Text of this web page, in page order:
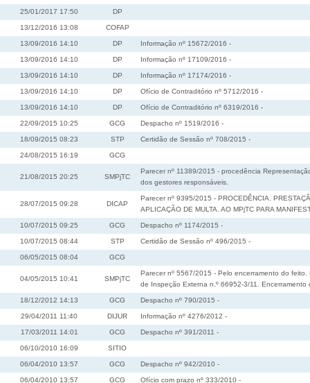
25/01/2017 17:50 DP
13/12/2016 13:08 COFAP
13/09/2016 14:10 DP Informação nº 15672/2016 -
13/09/2016 14:10 DP Informação nº 17109/2016 -
13/09/2016 14:10 DP Informação nº 17174/2016 -
13/09/2016 14:10 DP Ofício de Contraditório nº 5712/2016 -
13/09/2016 14:10 DP Ofício de Contraditório nº 6319/2016 -
22/09/2015 10:25 GCG Despacho nº 1519/2016 -
18/09/2015 08:23 STP Certidão de Sessão nº 708/2015 -
24/08/2015 16:19 GCG
21/08/2015 20:25 SMPjTC
Parecer nº 11389/2015 - procedência
dos gestores responsáveis.
28/07/2015 09:28 DICAP
Parecer nº 9395/2015 - PROCEDÊNCIA.
APLICAÇÃO DE MULTA. AO MPjTC PARA
10/07/2015 09:25 GCG Despacho nº 1174/2015 -
10/07/2015 08:44 STP Certidão de Sessão nº 496/2015 -
06/05/2015 08:04 GCG
04/05/2015 10:41 SMPjTC
Parecer nº 5567/2015 - Pelo encerramento do
de Inspeção Externa n.º 66952-3/11. Encerramento
18/12/2012 14:13 GCG Despacho nº 790/2015 -
29/04/2011 11:40 DIJUR Informação nº 4276/2012 -
17/03/2011 14:01 GCG Despacho nº 391/2011 -
06/10/2010 16:09 SITIO
06/04/2010 13:57 GCG Despacho nº 942/2010 -
06/04/2010 13:57 GCG Ofício com prazo nº 333/2010 -